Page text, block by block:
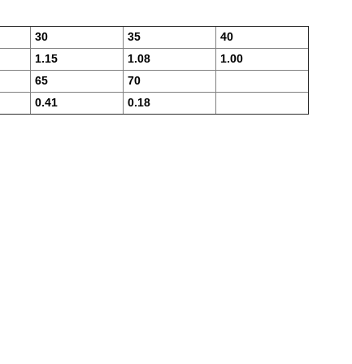
30 35
40
1.15 1.08
1.00
65
70
0.41
0.18